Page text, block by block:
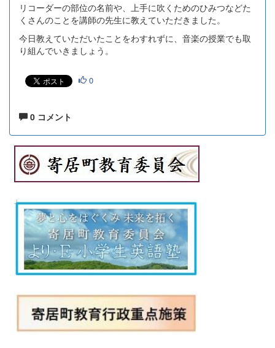
リコーダーの部位の名前や、上手に吹くためのひみつなどた
くさんのことを講師の先生に教えていただきました。
今日教えていただいたことをわすれずに、音楽の授業でも取
り組んでいきましょう。
0
0 コメント